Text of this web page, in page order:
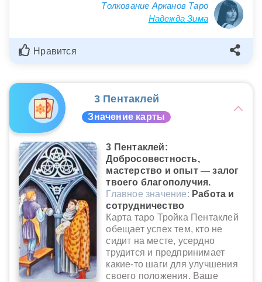
Толкование Арканов Таро
Надежда Зима
Нравится
3 Пентаклей
Значение карты
3 Пентаклей:
Добросовестность,
мастерство и опыт — залог
твоего благополучия.
Главное значение: Работа и
сотрудничество
Карта таро Тройка Пентаклей
обещает успех тем, кто не
сидит на месте, усердно
трудится и предпринимает
какие-то шаги для улучшения
своего положения. Ваше